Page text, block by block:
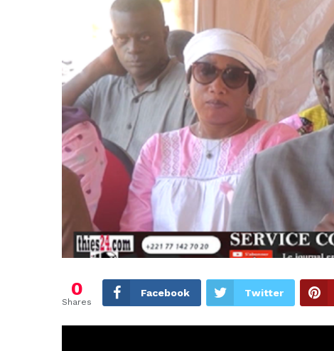
0
Shares
Facebook Twitter